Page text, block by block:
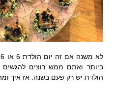
ביותר ואתם ממש רוצים
הולדת יש רק פעם בשנה. אז איך